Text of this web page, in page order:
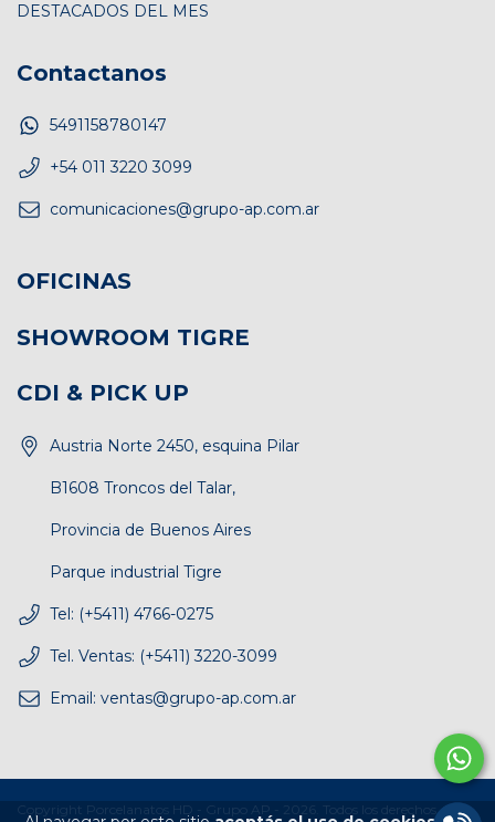
DESTACADOS DEL MES
Contactanos
5491158780147
+54 011 3220 3099
comunicaciones@grupo-ap.com.ar
OFICINAS
SHOWROOM TIGRE
CDI & PICK UP
Austria Norte 2450, esquina Pilar
B1608 Troncos del Talar,
Provincia de Buenos Aires
Parque industrial Tigre
Tel: (+5411) 4766-0275
Tel. Ventas: (+5411) 3220-3099
Email: ventas@grupo-ap.com.ar
Copyright Porcelanatos HD - Grupo AP - 2026. Todos los derechos